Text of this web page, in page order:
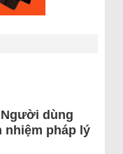
dùng
nhiệm pháp lý